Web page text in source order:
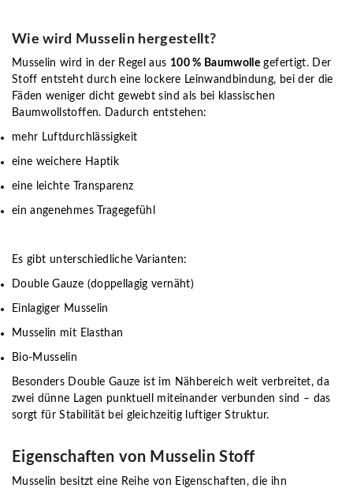
Wie wird Musselin hergestellt?
Musselin wird in der Regel aus 100 % Baumwolle gefertigt. Der
Stoff entsteht durch eine lockere Leinwandbindung, bei der die
Fäden weniger dicht gewebt sind als bei klassischen
Baumwollstoffen. Dadurch entstehen:
mehr Luftdurchlässigkeit
eine weichere Haptik
eine leichte Transparenz
ein angenehmes Tragegefühl
Es gibt unterschiedliche Varianten:
Double Gauze (doppellagig vernäht)
Einlagiger Musselin
Musselin mit Elasthan
Bio-Musselin
Besonders Double Gauze ist im Nähbereich weit verbreitet, da
zwei dünne Lagen punktuell miteinander verbunden sind – das
sorgt für Stabilität bei gleichzeitig luftiger Struktur.
Eigenschaften von Musselin Stoff
Musselin besitzt eine Reihe von Eigenschaften, die ihn